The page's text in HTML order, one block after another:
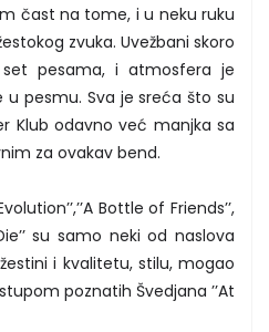
čast na tome, i u neku ruku
zvuka. Uvežbani skoro
pesama, i atmosfera je
pesmu. Sva je sreća što su
Klub odavno već manjka sa
za ovakav bend.
Bottle of Friends’’,
Die’’ su samo neki od naslova
i kvalitetu, stilu, mogao
poznatih Švedjana ’’At